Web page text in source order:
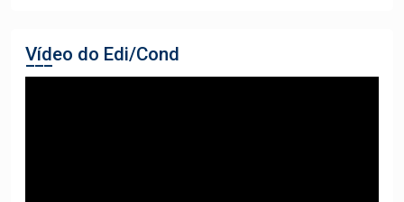
Vídeo do Edi/Cond